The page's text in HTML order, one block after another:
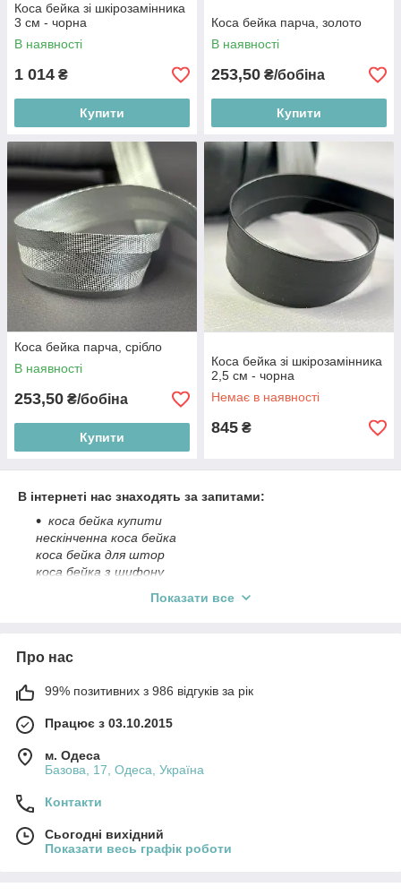
Коса бейка зі шкірозамінника
3 см - чорна
В наявності
1 014 ₴
Купити
Коса бейка парча, золото
В наявності
253,50 ₴/бобіна
Купити
Коса бейка парча, срібло
В наявності
253,50 ₴/бобіна
Купити
Коса бейка зі шкірозамінника
2,5 см - чорна
Немає в наявності
845 ₴
В інтернеті нас знаходять за запитами:
коса бейка купити
нескінченна коса бейка
коса бейка для штор
коса бейка з шифону
шкіряна коса бейка
Показати все
Про нас
99% позитивних з 986 відгуків за рік
Працює з 03.10.2015
м. Одеса
Базова, 17, Одеса, Україна
Контакти
Сьогодні вихідний
Показати весь графік роботи